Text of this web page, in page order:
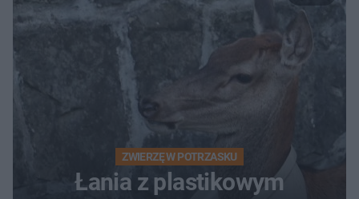
ZWIERZĘ W POTRZASKU
Łania z plastikowym